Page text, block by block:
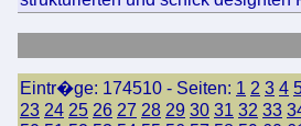
Eintr�ge: 174510 - Seiten: 1 2 3 4
23 24 25 26 27 28 29 30 31 32 33